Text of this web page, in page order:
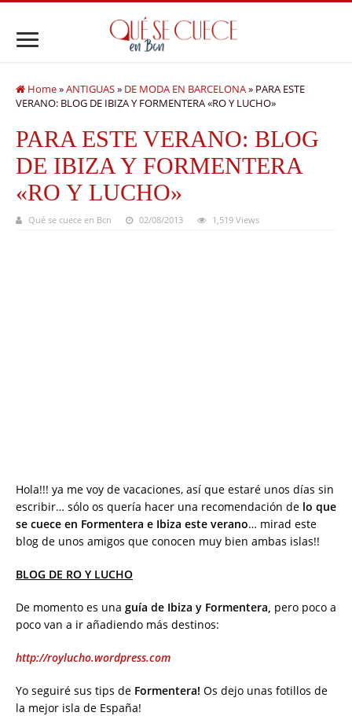
Home»ANTIGUAS» DE MODA EN BARCELONA» PARA ESTE
VERANO: BLOG DE IBIZA Y FORMENTERA «RO Y LUCHO»
PARA ESTE VERANO: BLOG
DE IBIZA Y FORMENTERA
«RO Y LUCHO»
Qué se cuece en Bcn 02/08/2013 1,519 Views
Hola!!! ya me voy de vacaciones, así que estaré unos días sin
escribir… sólo os quería hacer una recomendación de lo que
se cuece en Formentera e Ibiza este verano… mirad este
blog de unos amigos que conocen muy bien ambas islas!!
BLOG DE RO Y LUCHO
De momento es una guía de Ibiza y Formentera, pero poco a
poco van a ir añadiendo más destinos:
http://roylucho.wordpress.com
Yo seguiré sus tips de Formentera! Os dejo unas fotillos de
la mejor isla de España!